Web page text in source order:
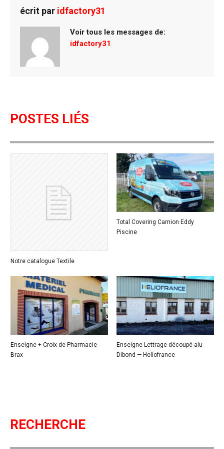
b
o
o
k
er es
t
er
écrit par idfactory31
Voir tous les messages de:
idfactory31
POSTES LIÉS
Notre catalogue Textile
Total Covering Camion Eddy
Piscine
Enseigne + Croix de Pharmacie
Brax
Enseigne Lettrage découpé alu
Dibond — Heliofrance
RECHERCHE